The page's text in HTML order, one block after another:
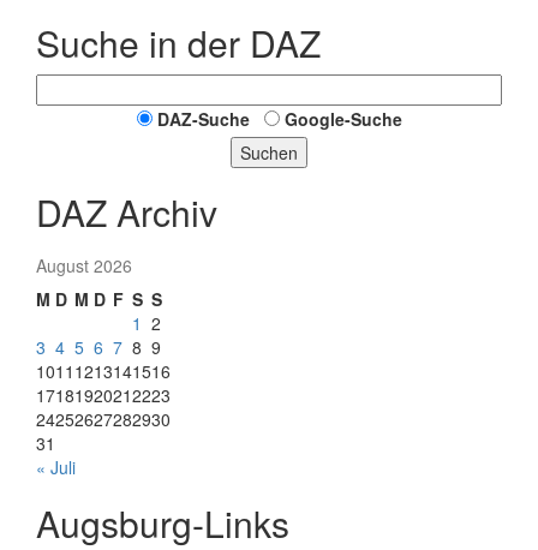
Suche in der DAZ
DAZ-Suche
Google-Suche
Suchen
DAZ Archiv
August 2026
M D M D F S S
1 2
3 4 5 6 7 8 9
1011 1213141516
17181920212223
24252627282930
31
« Juli
Augsburg-Links